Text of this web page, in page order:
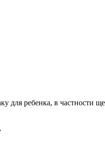
для ребенка, в